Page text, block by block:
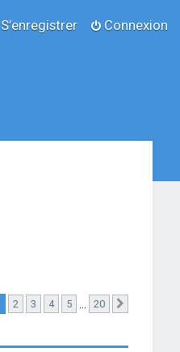
Connexion
S’enregistrer
sur 20
2 3 4 5 20